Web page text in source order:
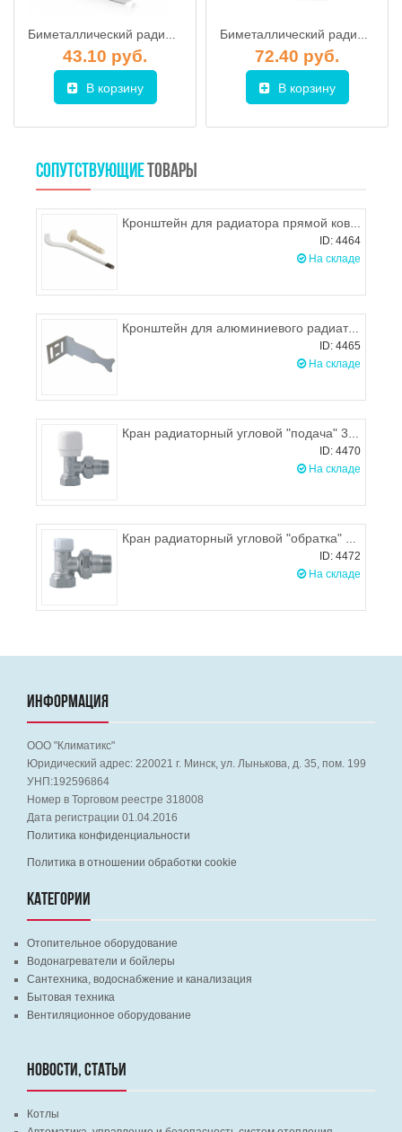
Биметаллический радиатор Royal Thermo Revolution Bimetall 500
43.10 руб.
В корзину
Биметаллический радиатор Royal Thermo Piano Forte 500, Noir Sable
72.40 руб.
В корзину
СОПУТСТВУЮЩИЕ ТОВАРЫ
Кронштейн для радиатора прямой кованный 7х165мм
ID: 4464
На складе
Кронштейн для алюминиевого радиатора угловой
ID: 4465
На складе
Кран радиаторный угловой "подача" 3/4'' ITAP (Италия)
ID: 4470
На складе
Кран радиаторный угловой "обратка" 1/2'' ITAP (Италия)
ID: 4472
На складе
ИНФОРМАЦИЯ
ООО "Климатикс"
Юридический адрес: 220021 г. Минск, ул. Лынькова, д. 35, пом. 199
УНП:192596864
Номер в Торговом реестре 318008
Дата регистрации 01.04.2016
Политика конфиденциальности
Политика в отношении обработки cookie
КАТЕГОРИИ
Отопительное оборудование
Водонагреватели и бойлеры
Сантехника, водоснабжение и канализация
Бытовая техника
Вентиляционное оборудование
НОВОСТИ, СТАТЬИ
Котлы